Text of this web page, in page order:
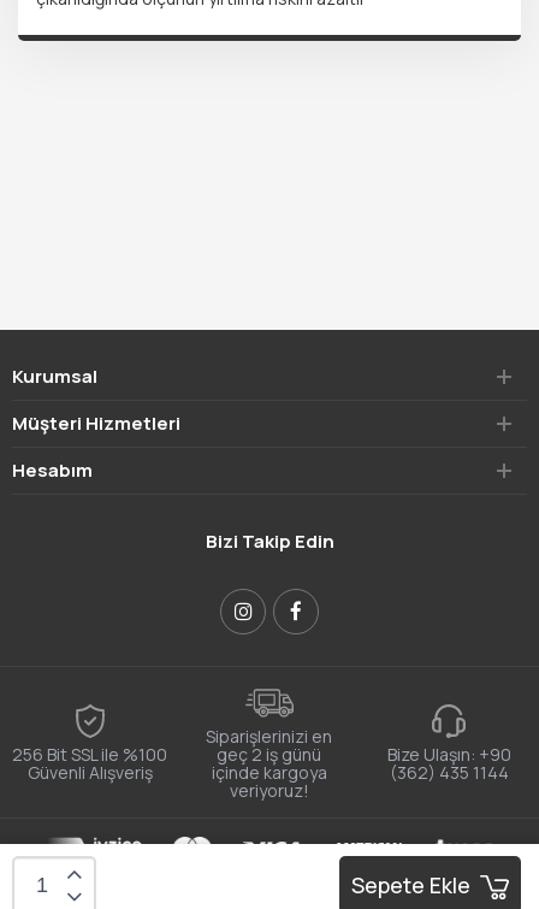
Onaylıyorum
Bu site size daha iyi bir deneyim sunmak için tarayıcı çerezleriniSepete Ekle
Kurumsal
Müşteri Hizmetleri
Hesabım
Bizi Takip Edin
256 Bit SSL ile %100
Güvenli Alışveriş
Siparişlerinizi en
geç 2 iş günü
içinde kargoya
veriyoruz!
Bize Ulaşın: +90
(362) 435 1144
sitebizden